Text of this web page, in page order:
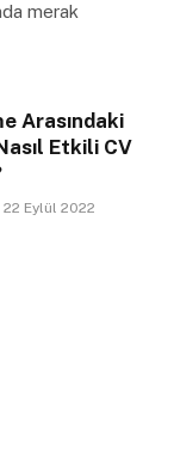
merak
Arasındaki
Etkili CV
22 Eylül 2022